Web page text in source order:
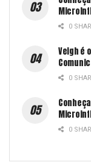
0
Veigh é
0
0